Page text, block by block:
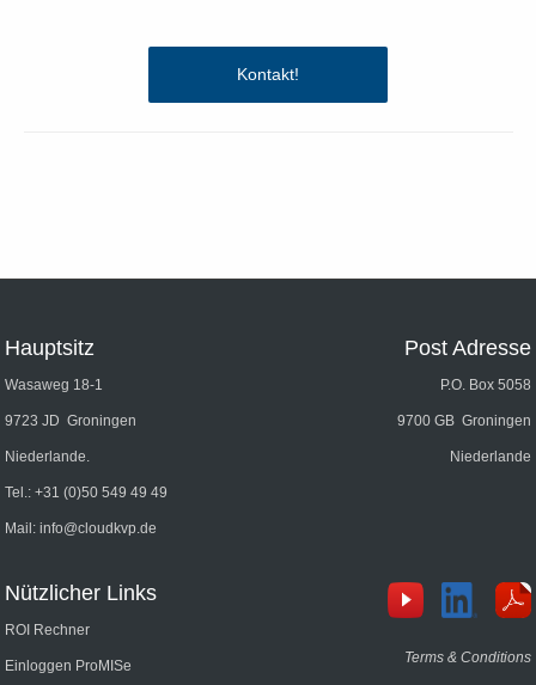
Kontakt!
Hauptsitz
Wasaweg 18-1
9723 JD Groningen
Niederlande.
Tel.:+31 (0)50 549 49 49
Mail:info@cloudkvp.de
Post Adresse
P.O. Box 5058
9700 GB Groningen
Niederlande
Nützlicher Links
ROI Rechner
Einloggen ProMISe Terms & Conditions